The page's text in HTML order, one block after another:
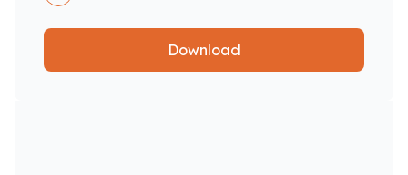
Download